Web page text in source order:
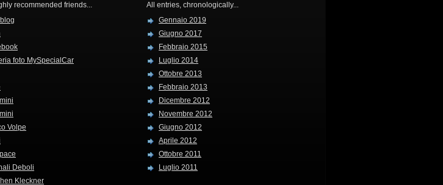
recommended friends...
foto MySpecialCar
Volpe
Deboli
Kleckner
All entries, chronologically...
Gennaio 2019
Giugno 2017
Febbraio 2015
Luglio 2014
Ottobre 2013
Febbraio 2013
Dicembre 2012
Novembre 2012
Giugno 2012
Aprile 2012
Ottobre 2011
Luglio 2011